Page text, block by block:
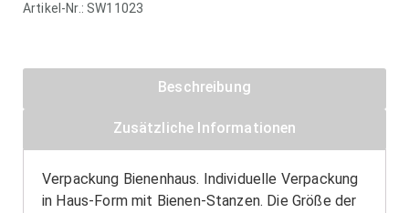
Artikel-Nr.: SW11023
Beschreibung
Zusätzliche Informationen
Verpackung Bienenhaus. Individuelle Verpackung
in Haus-Form mit Bienen-Stanzen. Die Größe der